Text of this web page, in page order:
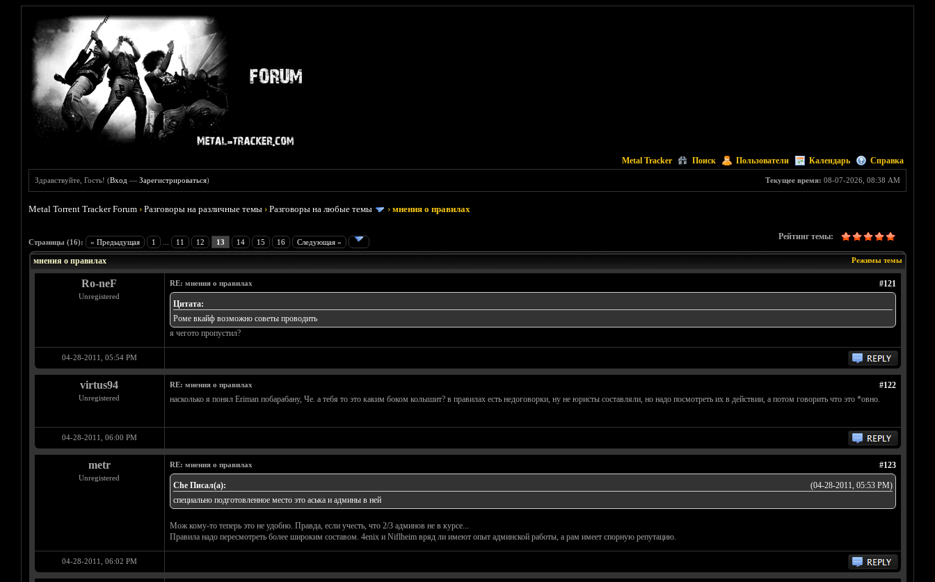
Metal Tracker Поиск Пользователи Календарь Справка
Текущее время: 08-07-2026, 08:38 AM
Здравствуйте, Гость! (Вход —Зарегистрироваться)
Metal Torrent Tracker Forum ›Разговоры на различные темы ›Разговоры на любые темы ›мнения о правилах
Страницы (16): « Предыдущая 1 11 12 13 14 15 16 Следующая »
Рейтинг темы:
Голосов: 1 - Средняя оценка: 5
1
2
3
4
5
Режимы темы
мнения о правилах
Ro-neF
Unregistered
#121
RE: мнения о правилах
Цитата:
Роме вкайф возможно советы проводить
я чегото пропустил?
04-28-2011, 05:54 PM
virtus94
Unregistered
#122
RE: мнения о правилах
насколько я понял Eriman побарабану, Че. а тебя то это каким боком колышит? в правилах есть недоговорки, ну не юристы составляли, но надо посмотреть их в действии, а потом говорить что это *овно.
04-28-2011, 06:00 PM
metr
Unregistered
#123
RE: мнения о правилах
(04-28-2011, 05:53 PM)
Che Писал(а):
специально подготовленное место это аська и админы в ней
Мож кому-то теперь это не удобно. Правда, если учесть, что 2/3 админов не в курсе...
Правила надо пересмотреть более широким составом. 4enix и Niflheim вряд ли имеют опыт админской работы, а рам имеет спорную репутацию.
04-28-2011, 06:02 PM